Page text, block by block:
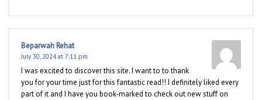
Beparwah Rehat
July 30, 2024 at 7:11 pm
I was excited to discover this site. I want to to thank
you for your time just for this fantastic read!! I definitely liked every
part of it and I have you book-marked to check out new stuff on